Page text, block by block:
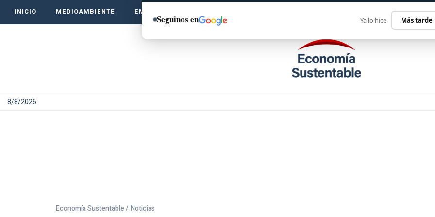
INICIO MEDIOAMBIENTE EMPRENDE VERDE
8/8/2026
Economía Sustentable / Noticias
Seguinos en Ya lo hice Más tarde